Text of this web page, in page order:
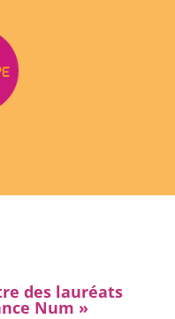
des lauréats
Num »